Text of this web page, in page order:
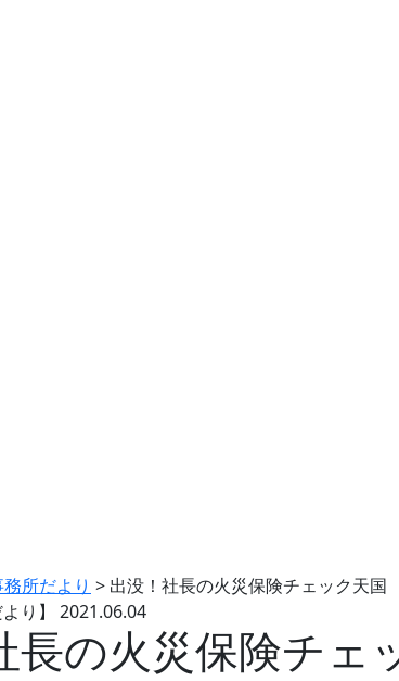
所だより > 出没！社⾧の火災保険チェック天国
り】 2021.06.04
⾧の火災保険チェ